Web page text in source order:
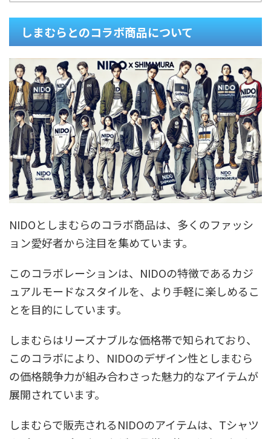
しまむらとのコラボ商品について
NIDOとしまむらのコラボ商品は、多くのファッシ
ョン愛好者から注目を集めています。
このコラボレーションは、NIDOの特徴であるカジ
ュアルモードなスタイルを、より手軽に楽しめるこ
とを目的にしています。
しまむらはリーズナブルな価格帯で知られており、
このコラボにより、NIDOのデザイン性としまむら
の価格競争力が組み合わさった魅力的なアイテムが
展開されています。
しまむらで販売されるNIDOのアイテムは、Tシャツ